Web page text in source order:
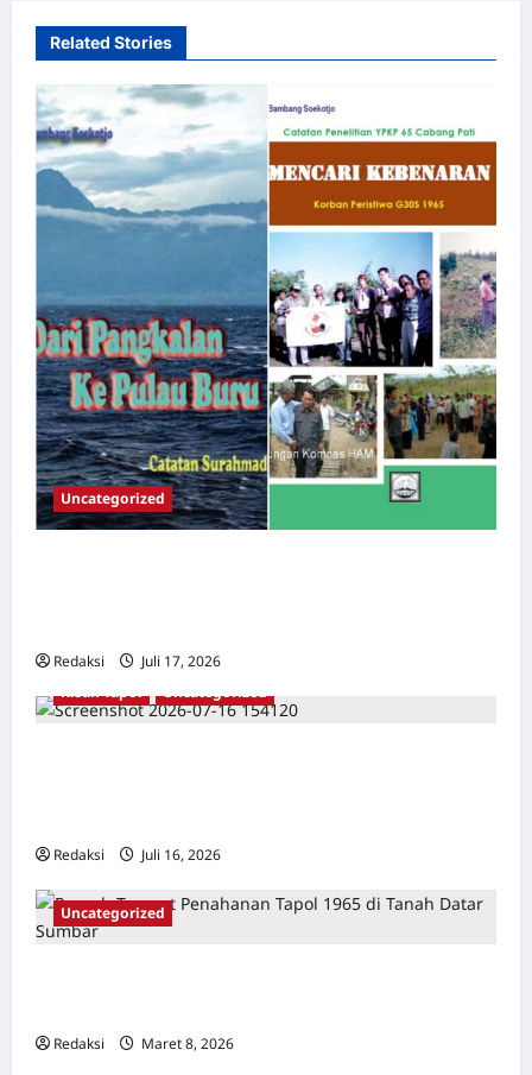
Related Stories
Uncategorized
Redaksi Juli 17, 2026
Kisah Tapol
Uncategorized
Redaksi Juli 16, 2026
Uncategorized
Redaksi Maret 8, 2026